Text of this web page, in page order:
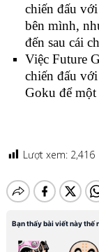
chiến đấu
bên mình,
đến sau cái
Việc Future
chiến đấu
Goku để
Lượt xem: 2,416